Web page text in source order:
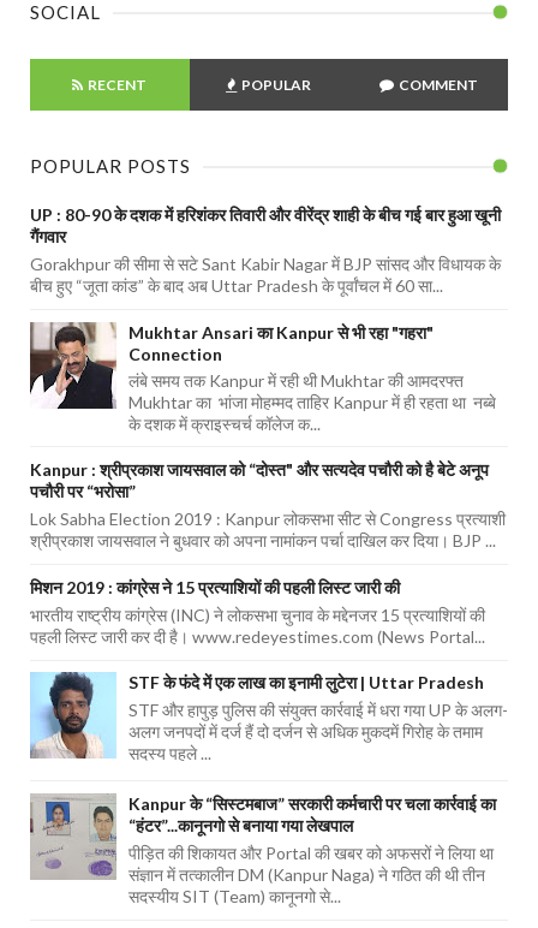
SOCIAL
RECENT POPULAR COMMENT
POPULAR POSTS
UP : 80-90 के दशक में हरिशंकर तिवारी और वीरेंद्र शाही के बीच गई बार हुआ खूनी
गैंगवार
Gorakhpur की सीमा से सटे Sant Kabir Nagar में BJP सांसद और विधायक के
बीच हुए “जूता कांड” के बाद अब Uttar Pradesh के पूर्वांचल में 60 सा...
Mukhtar Ansari का Kanpur से भी रहा "गहरा"
Connection
लंबे समय तक Kanpur में रही थी Mukhtar की आमदरफ्त
Mukhtar का भांजा मोहम्मद ताहिर Kanpur में ही रहता था नब्बे
के दशक में क्राइस्चर्च कॉलेज क...
Kanpur : श्रीप्रकाश जायसवाल को “दोस्त" और सत्यदेव पचौरी को है बेटे अनूप
पचौरी पर “भरोसा”
Lok Sabha Election 2019 : Kanpur लोकसभा सीट से Congress प्रत्याशी
श्रीप्रकाश जायसवाल ने बुधवार को अपना नामांकन पर्चा दाखिल कर दिया। BJP ...
मिशन 2019 : कांग्रेस ने 15 प्रत्याशियों की पहली लिस्ट जारी की
भारतीय राष्ट्रीय कांग्रेस (INC) ने लोकसभा चुनाव के मद्देनजर 15 प्रत्याशियों की
पहली लिस्ट जारी कर दी है। www.redeyestimes.com (News Portal...
STF के फंदे में एक लाख का इनामी लुटेरा | Uttar Pradesh
STF और हापुड़ पुलिस की संयुक्त कार्रवाई में धरा गया UP के अलग-
अलग जनपदों में दर्ज हैं दो दर्जन से अधिक मुकदमें गिरोह के तमाम
सदस्य पहले ...
Kanpur के “सिस्टमबाज” सरकारी कर्मचारी पर चला कार्रवाई का
“हंटर”...कानूनगो से बनाया गया लेखपाल
पीड़ित की शिकायत और Portal की खबर को अफसरों ने लिया था
संज्ञान में तत्कालीन DM (Kanpur Naga) ने गठित की थी तीन
सदस्यीय SIT (Team) कानूनगो से...